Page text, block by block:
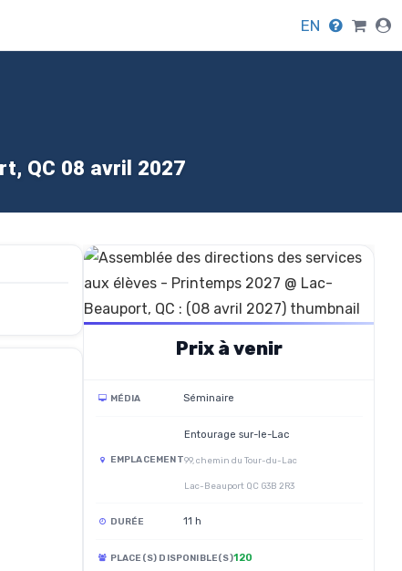
EN
QC 08 avril 2027
Prix à venir
MÉDIA Séminaire
EMPLACEMENT
Entourage sur-le-Lac
99, chemin du Tour-du-Lac
Lac-Beauport QC G3B 2R3
DURÉE 11 h
PLACE(S) DISPONIBLE(S)120